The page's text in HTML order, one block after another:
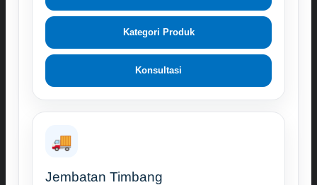
Kategori Produk
Konsultasi
🚚
Jembatan Timbang